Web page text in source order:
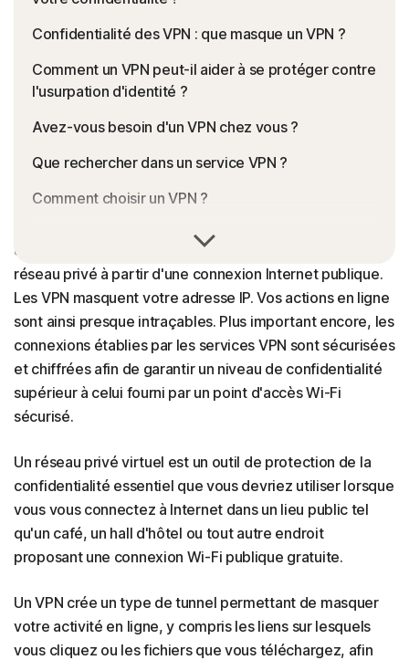
Confidentialité des VPN : que masque un VPN ?
Comment un VPN peut-il aider à se protéger contre
l'usurpation d'identité ?
Avez-vous besoin d'un VPN chez vous ?
Que rechercher dans un service VPN ?
Comment choisir un VPN ?
Comparaison des produits VPN
Glossaire du VPN
Foire aux questions sur les VPN
Qu'est-ce qu'un VPN sans log ?
offre confidentialité et anonymat en ligne en créant un
réseau privé à partir d'une connexion Internet publique.
Les VPN masquent votre adresse IP. Vos actions en ligne
sont ainsi presque intraçables. Plus important encore, les
connexions établies par les services VPN sont sécurisées
et chiffrées afin de garantir un niveau de confidentialité
supérieur à celui fourni par un point d'accès Wi-Fi
sécurisé.
Un réseau privé virtuel est un outil de protection de la
confidentialité essentiel que vous devriez utiliser lorsque
vous vous connectez à Internet dans un lieu public tel
qu'un café, un hall d'hôtel ou tout autre endroit
proposant une connexion Wi-Fi publique gratuite.
Un VPN crée un type de tunnel permettant de masquer
votre activité en ligne, y compris les liens sur lesquels
vous cliquez ou les fichiers que vous téléchargez, afin